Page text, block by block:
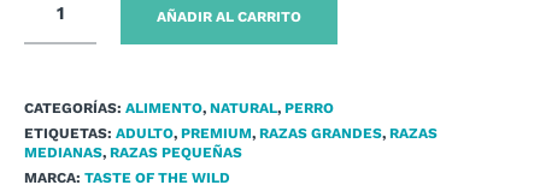
AÑADIR AL CARRITO
CATEGORÍAS: ALIMENTO, NATURAL, PERRO
ETIQUETAS: ADULTO, PREMIUM, RAZAS GRANDES, RAZAS
MEDIANAS, RAZAS PEQUEÑAS
MARCA: TASTE OF THE WILD